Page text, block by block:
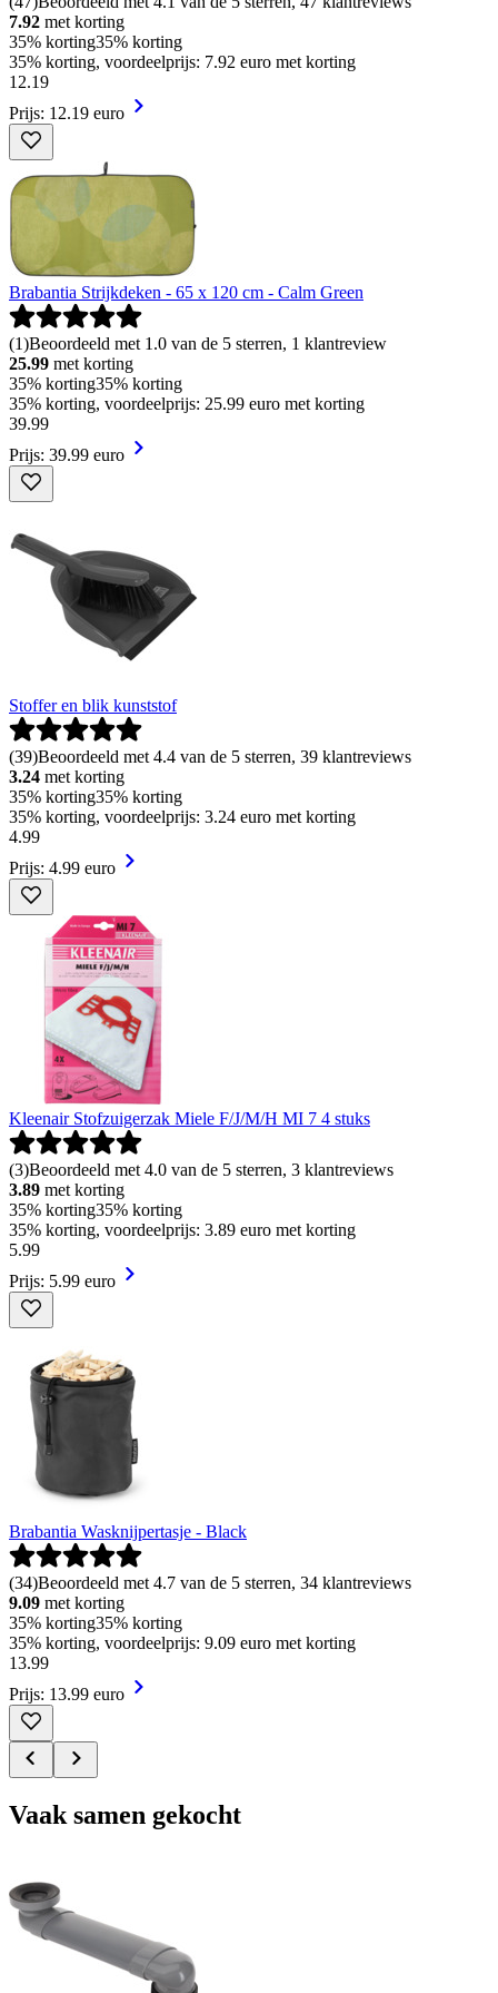
7.92 met korting
35% korting35% korting
35% korting, voordeelprijs: 7.92 euro met korting
12.19
Prijs: 12.19 euro
Brabantia Strijkdeken - 65 x 120 cm - Calm Green
(1)Beoordeeld met 1.0 van de 5 sterren, 1 klantreview
25.99 met korting
35% korting35% korting
35% korting, voordeelprijs: 25.99 euro met korting
39.99
Prijs: 39.99 euro
Stoffer en blik kunststof
(39)Beoordeeld met 4.4 van de 5 sterren, 39 klantreviews
3.24 met korting
35% korting35% korting
35% korting, voordeelprijs: 3.24 euro met korting
4.99
Prijs: 4.99 euro
Kleenair Stofzuigerzak Miele F/J/M/H MI 7 4 stuks
(3)Beoordeeld met 4.0 van de 5 sterren, 3 klantreviews
3.89 met korting
35% korting35% korting
35% korting, voordeelprijs: 3.89 euro met korting
5.99
Prijs: 5.99 euro
Brabantia Wasknijpertasje - Black
(34)Beoordeeld met 4.7 van de 5 sterren, 34 klantreviews
9.09 met korting
35% korting35% korting
35% korting, voordeelprijs: 9.09 euro met korting
13.99
Prijs: 13.99 euro
Vaak samen gekocht